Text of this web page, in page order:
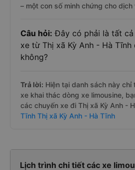
– một con số minh chứng cho
Câu hỏi: Đây có phải là tất cả
xe từ Thị xã Kỳ Anh - Hà Tĩnh
không?
Trả lời: Hiện tại danh sách này chỉ
xe khai thác dòng xe limousine,
các chuyến xe đi Thị xã Kỳ Anh -
Tĩnh Thị xã Kỳ Anh - Hà Tĩnh
Lịch trình chi tiết các xe